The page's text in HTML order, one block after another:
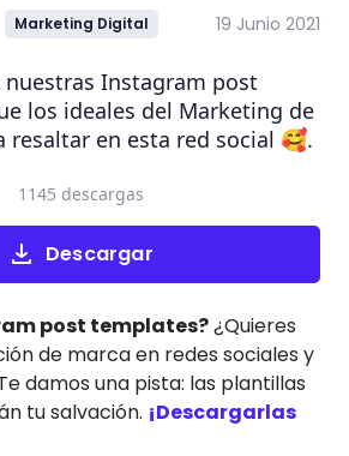
Marketing Digital 19 Junio 2021
nuestras Instagram post
los ideales del Marketing de
resaltar en esta red social 🥰.
Descargar
1145 descargas
post templates?¿Quieres
de marca en redes sociales y
damos una pista: las plantillas
tu salvación. ¡Descargarlas